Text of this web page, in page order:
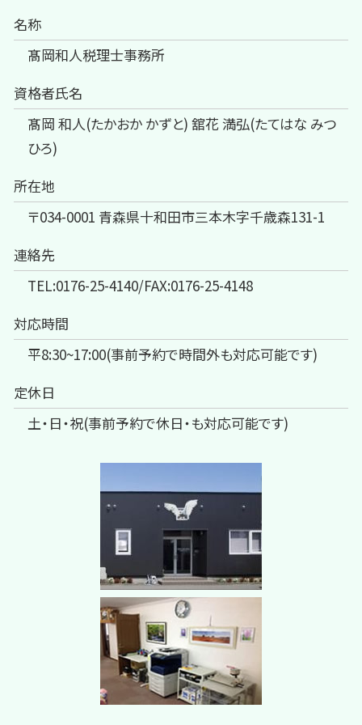
名称
髙岡和人税理士事務所
資格者氏名
髙岡 和人(たかおか かずと) 舘花 満弘(たてはな みつ
ひろ)
所在地
〒034-0001 青森県十和田市三本木字千歳森131-1
連絡先
TEL:0176-25-4140/FAX:0176-25-4148
対応時間
平8:30~17:00(事前予約で時間外も対応可能です)
定休日
土・日・祝(事前予約で休日・も対応可能です)